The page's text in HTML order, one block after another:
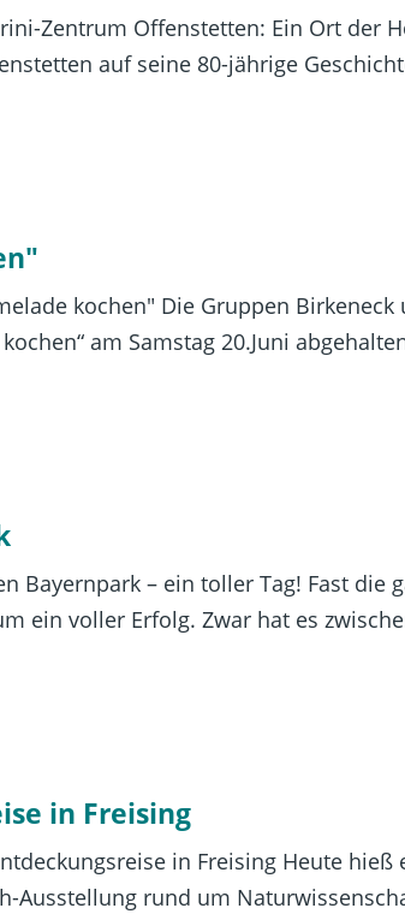
Zentrum Offenstetten: Ein Ort der
auf seine 80-jährige
kochen" Die Gruppen
am Samstag 20.Juni
Bayernpark – ein toller Tag! Fast die
ein voller Erfolg. Zwar hat es
in Freising
in Freising Heute
Ausstellung rund um